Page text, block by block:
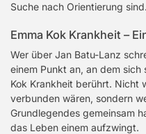
Suche nach Orientierung sind.
Emma Kok Krankheit –
Wer über Jan Batu-Lanz
einem Punkt an, an dem sich
Kok Krankheit berührt. Nicht
verbunden wären, sondern
Grundlegendes gemeinsam
das Leben einem aufzwingt.